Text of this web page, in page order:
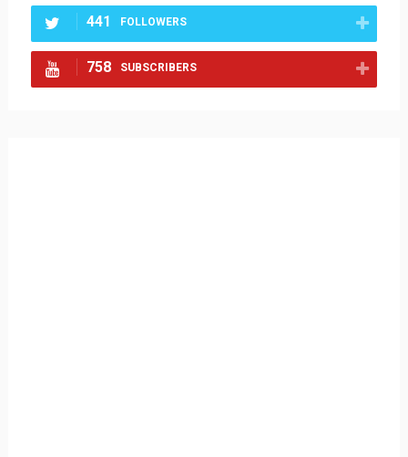
441 FOLLOWERS
758 SUBSCRIBERS